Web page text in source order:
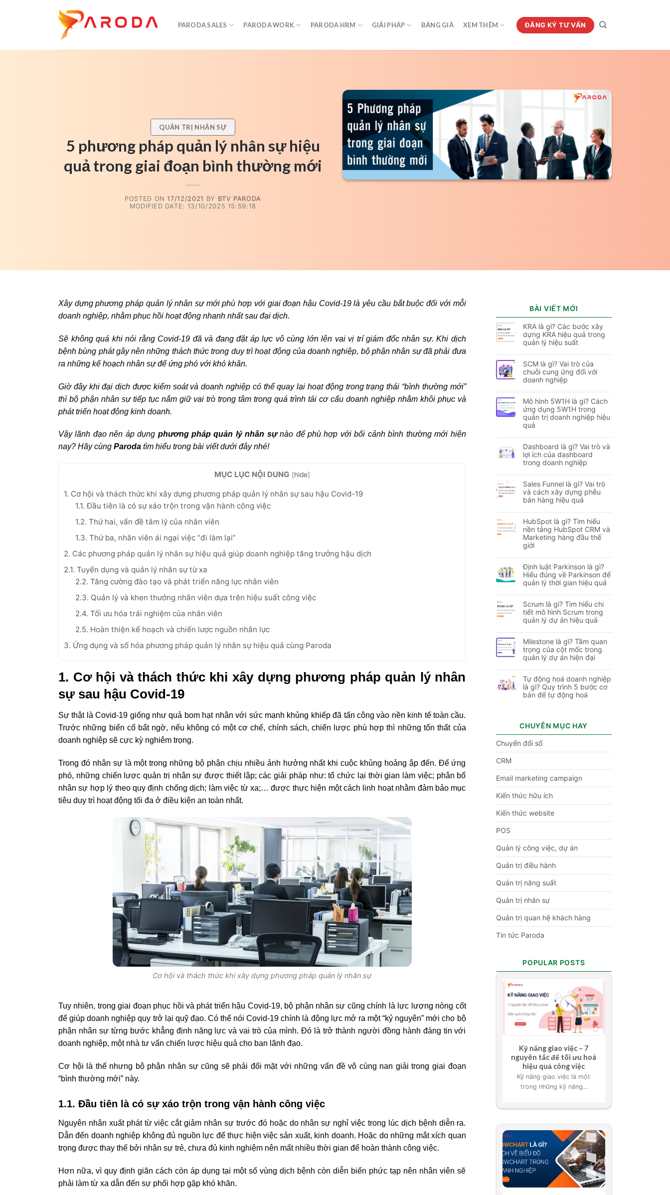
PARODA SALES PARODA WORK PARODA HRM GIẢI PHÁP BẢNG GIÁ XEM THÊM ĐĂNG KÝ TƯ VẤN
QUẢN TRỊ NHÂN SỰ
5 phương pháp quản lý nhân sự hiệu
quả trong giai đoạn bình thường mới
POSTED ON17/12/2021 BY BTV PARODA
MODIFIED DATE: 13/10/2025 15:59:18
Xây dựng phương pháp quản lý nhân sự mới phù hợp với giai đoạn hậu Covid-19 là yêu cầu bắt buộc đối với mỗi
doanh nghiệp, nhằm phục hồi hoạt động nhanh nhất sau đại dịch.
Sẽ không quá khi nói rằng Covid-19 đã và đang đặt áp lực vô cùng lớn lên vai vị trí giám đốc nhân sự. Khi dịch
bệnh bùng phát gây nên những thách thức trong duy trì hoạt động của doanh nghiệp, bộ phận nhân sự đã phải đưa
ra những kế hoạch nhân sự để ứng phó với khó khăn.
Giờ đây khi đại dịch được kiểm soát và doanh nghiệp có thể quay lại hoạt động trong trạng thái “bình thường mới”
thì bộ phận nhân sự tiếp tục nắm giữ vai trò trọng tâm trong quá trình tái cơ cấu doanh nghiệp nhằm khôi phục và
phát triển hoạt động kinh doanh.
Vậy lãnh đạo nên áp dụng phương pháp quản lý nhân sựnào để phù hợp với bối cảnh bình thường mới hiện
nay? Hãy cùng Paroda tìm hiểu trong bài viết dưới đây nhé!
MỤC LỤC NỘI DUNG [hide]
1. Cơ hội và thách thức khi xây dựng phương pháp quản lý nhân sự sau hậu Covid-19
1.1. Đầu tiên là có sự xáo trộn trong vận hành công việc
1.2. Thứ hai, vấn đề tâm lý của nhân viên
1.3. Thứ ba, nhân viên ái ngại việc “đi làm lại”
2. Các phương pháp quản lý nhân sự hiệu quả giúp doanh nghiệp tăng trưởng hậu dịch
2.1. Tuyển dụng và quản lý nhân sự từ xa
2.2. Tăng cường đào tạo và phát triển năng lực nhân viên
2.3. Quản lý và khen thưởng nhân viên dựa trên hiệu suất công việc
2.4. Tối ưu hóa trải nghiệm của nhân viên
2.5. Hoàn thiện kế hoạch và chiến lược nguồn nhân lực
3. Ứng dụng và số hóa phương pháp quản lý nhân sự hiệu quả cùng Paroda
1. Cơ hội và thách thức khi xây dựng phương pháp quản lý nhân
sự sau hậu Covid-19
Sự thật là Covid-19 giống như quả bom hạt nhân với sức mạnh khủng khiếp đã tấn công vào nền kinh tế toàn cầu.
Trước những biến cố bất ngờ, nếu không có một cơ chế, chính sách, chiến lược phù hợp thì những tổn thất của
doanh nghiệp sẽ cực kỳ nghiêm trọng.
Trong đó nhân sự là một trong những bộ phận chịu nhiều ảnh hưởng nhất khi cuộc khủng hoảng ập đến. Để ứng
phó, những chiến lược quản trị nhân sự được thiết lập; các giải pháp như: tổ chức lại thời gian làm việc; phân bổ
nhân sự hợp lý theo quy định chống dịch; làm việc từ xa;… được thực hiện một cách linh hoạt nhằm đảm bảo mục
tiêu duy trì hoạt động tối đa ở điều kiện an toàn nhất.
Cơ hội và thách thức khi xây dựng phương pháp quản lý nhân sự
Tuy nhiên, trong giai đoạn phục hồi và phát triển hậu Covid-19, bộ phận nhân sự cũng chính là lực lượng nòng cốt
để giúp doanh nghiệp quy trở lại quỹ đạo. Có thể nói Covid-19 chính là động lực mở ra một “kỷ nguyên” mới cho bộ
phận nhân sự từng bước khẳng định năng lực và vai trò của mình. Đó là trở thành người đồng hành đáng tin với
doanh nghiệp, một nhà tư vấn chiến lược hiệu quả cho ban lãnh đạo.
Cơ hội là thế nhưng bộ phận nhân sự cũng sẽ phải đối mặt với những vấn đề vô cùng nan giải trong giai đoạn
“bình thường mới” này.
1.1. Đầu tiên là có sự xáo trộn trong vận hành công việc
Nguyên nhân xuất phát từ việc cắt giảm nhân sự trước đó hoặc do nhân sự nghỉ việc trong lúc dịch bệnh diễn ra.
Dẫn đến doanh nghiệp không đủ nguồn lực để thực hiện việc sản xuất, kinh doanh. Hoặc do những mắt xích quan
trọng được thay thế bởi nhân sự trẻ, chưa đủ kinh nghiệm nên mất nhiều thời gian để hoàn thành công việc.
Hơn nữa, vì quy định giãn cách còn áp dụng tại một số vùng dịch bệnh còn diễn biến phức tạp nên nhân viên sẽ
phải làm từ xa dẫn đến sự phối hợp gặp khó khăn.
BÀI VIẾT MỚI
KRA là gì? Các bước xây
dựng KRA hiệu quả trong
quản lý hiệu suất
SCM là gì? Vai trò của
chuỗi cung ứng đối với
doanh nghiệp
Mô hình 5W1H là gì? Cách
ứng dụng 5W1H trong
quản trị doanh nghiệp hiệu
quả
Dashboard là gì? Vai trò và
lợi ích của dashboard
trong doanh nghiệp
Sales Funnel là gì? Vai trò
và cách xây dựng phễu
bán hàng hiệu quả
HubSpot là gì? Tìm hiểu
nền tảng HubSpot CRM và
Marketing hàng đầu thế
giới
Định luật Parkinson là gì?
Hiểu đúng về Parkinson để
quản lý thời gian hiệu quả
Scrum là gì? Tìm hiểu chi
tiết mô hình Scrum trong
quản lý dự án hiệu quả
Milestone là gì? Tầm quan
trọng của cột mốc trong
quản lý dự án hiện đại
Tự động hoá doanh nghiệp
là gì? Quy trình 5 bước cơ
bản để tự động hoá
CHUYÊN MỤC HAY
Chuyển đổi số
CRM
Email marketing campaign
Kiến thức hữu ích
Kiến thức website
POS
Quản lý công việc, dự án
Quản trị điều hành
Quản trị năng suất
Quản trị nhân sự
Quản trị quan hệ khách hàng
Tin tức Paroda
POPULAR POSTS
Kỹ năng giao việc – 7
nguyên tắc để tối ưu hoá
hiệu quả công việc
Kỹ năng giao việc là một
trong những kỹ năng...